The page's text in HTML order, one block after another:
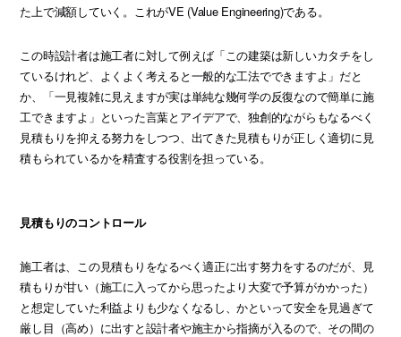
た上で減額していく。これがVE (Value Engineering)である。
この時設計者は施工者に対して例えば「この建築は新しいカタチをし
ているけれど、よくよく考えると一般的な工法でできますよ」だと
か、「一見複雑に見えますが実は単純な幾何学の反復なので簡単に施
工できますよ」といった言葉とアイデアで、独創的ながらもなるべく
見積もりを抑える努力をしつつ、出てきた見積もりが正しく適切に見
積もられているかを精査する役割を担っている。
見積もりのコントロール
施工者は、この見積もりをなるべく適正に出す努力をするのだが、見
積もりが甘い（施工に入ってから思ったより大変で予算がかかった）
と想定していた利益よりも少なくなるし、かといって安全を見過ぎて
厳し目（高め）に出すと設計者や施主から指摘が入るので、その間の